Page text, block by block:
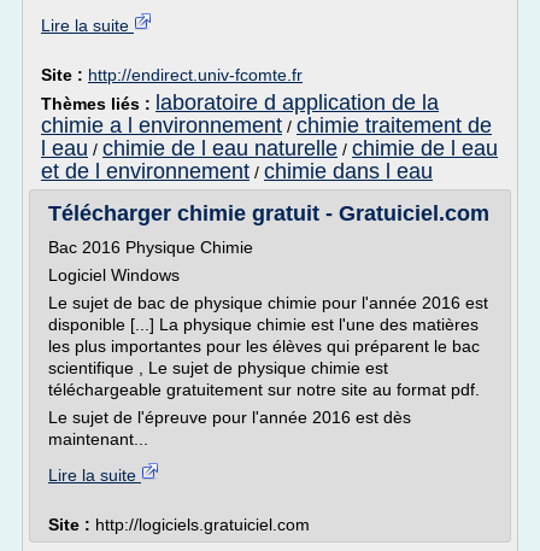
Lire la suite
Site : http://endirect.univ-fcomte.fr
Thèmes liés : laboratoire d application de la
chimie a l environnement / chimie traitement de
l eau / chimie de l eau naturelle / chimie de l eau
et de l environnement / chimie dans l eau
Télécharger chimie gratuit - Gratuiciel.com
Bac 2016 Physique Chimie
Logiciel Windows
Le sujet de bac de physique chimie pour l'année 2016 est
disponible [...] La physique chimie est l'une des matières
les plus importantes pour les élèves qui préparent le bac
scientifique , Le sujet de physique chimie est
téléchargeable gratuitement sur notre site au format pdf.
Le sujet de l'épreuve pour l'année 2016 est dès
maintenant...
Lire la suite
Site : http://logiciels.gratuiciel.com